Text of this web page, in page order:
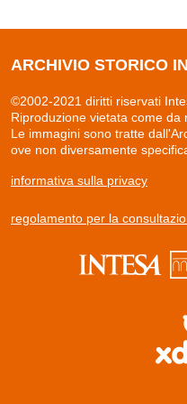
ARCHIVIO STORICO
©2002-2021 diritti riservati
Riproduzione vietata come da
Le immagini sono tratte
ove non diversamente
informativa sulla privacy
regolamento per la